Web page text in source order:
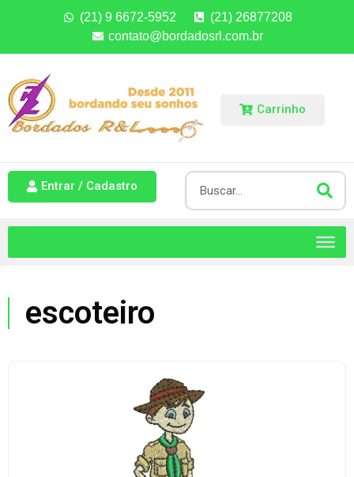
(21) 9 6672-5952
(21) 26877208
contato@bordadosrl.com.br
Carrinho
Entrar / Cadastro
escoteiro